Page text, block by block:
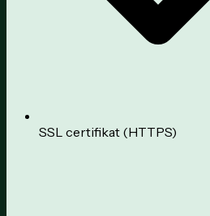
SSL certifikat (HTTPS)